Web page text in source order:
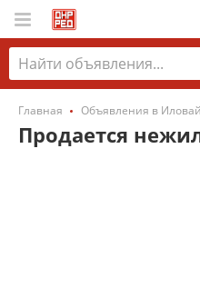
Главная Объявления в
Продается